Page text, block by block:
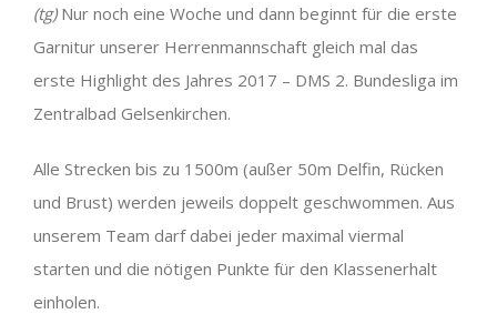
(tg)Nur noch eine Woche und dann beginnt für die erste
Garnitur unserer Herrenmannschaft gleich mal das
erste Highlight des Jahres 2017 – DMS 2. Bundesliga im
Zentralbad Gelsenkirchen.
Alle Strecken bis zu 1500m (außer 50m Delfin, Rücken
und Brust) werden jeweils doppelt geschwommen. Aus
unserem Team darf dabei jeder maximal viermal
starten und die nötigen Punkte für den Klassenerhalt
einholen.